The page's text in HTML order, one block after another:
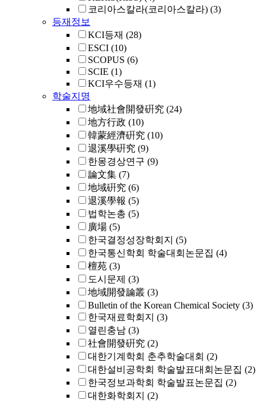
코리아스칼라(코리아스칼라) (3)
등재정보
KCI등재 (28)
ESCI (10)
SCOPUS (6)
SCIE (1)
KCI우수등재 (1)
학술지명
地域社會開發硏究 (24)
地方行政 (10)
韓蒙經濟硏究 (10)
退溪學硏究 (9)
한몽경상연구 (9)
論文集 (7)
地域硏究 (6)
退溪學報 (5)
법학논총 (5)
廣場 (5)
한국결정성장학회지 (5)
한국통신학회 학술대회논문집 (4)
檀苑 (3)
도시문제 (3)
地域開發論叢 (3)
Bulletin of the Korean Chemical Society (3)
한국재료학회지 (3)
열린충남 (3)
社會開發硏究 (2)
대한기계학회 춘추학술대회 (2)
대한설비공학회 학술발표대회논문집 (2)
한국정보과학회 학술발표논문집 (2)
대한화학회지 (2)